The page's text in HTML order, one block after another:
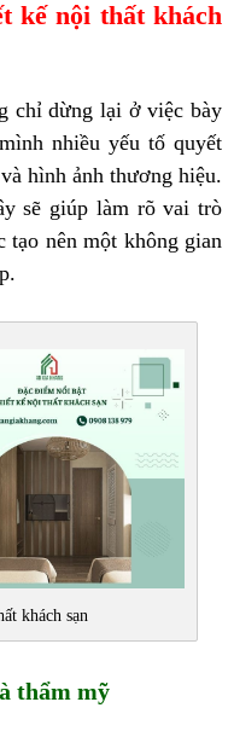
kế nội thất khách
chỉ dừng lại ở việc bày
nhiều yếu tố quyết
hình ảnh thương hiệu.
sẽ giúp làm rõ vai trò
tạo nên một không gian
khách sạn
thẩm mỹ